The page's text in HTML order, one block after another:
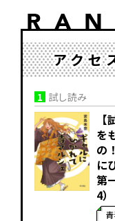
アクセ
1 試し読み
を
の
に
第
4）